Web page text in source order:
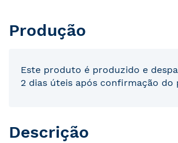
Produção
Este produto é produzido e
2 dias úteis após confirmação do
Descrição